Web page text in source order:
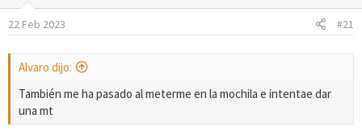
d
c
22 Feb 2023 #21
Alvaro dijo:
También me ha pasado al meterme en la mochila e intentae dar
una mt